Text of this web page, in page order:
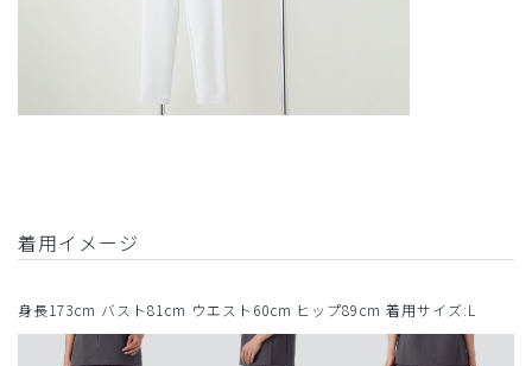
着用イメージ
身長173cm バスト81cm ウエスト60cm ヒップ89cm 着用サイズ:L